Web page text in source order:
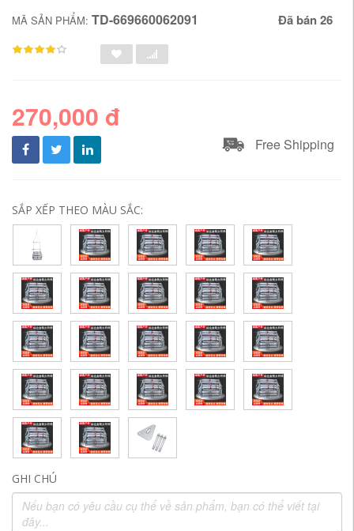
MÃ SẢN PHẨM: TD-669660062091 Đã bán 26
270,000 đ
Free Shipping
SẮP XẾP THEO MÀU SẮC:
GHI CHÚ